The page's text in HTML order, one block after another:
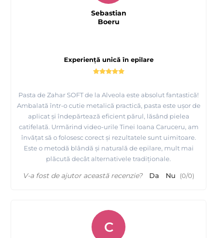
Experiență unică în epilare
Pasta de Zahar SOFT de la Alveola este absolut fantastică!
Ambalată într-o cutie metalică practică, pasta este ușor de
aplicat și îndepărtează eficient părul, lăsând pielea
catifelată. Urmărind video-urile Tinei Ioana Caruceru, am
învățat să o folosesc corect și rezultatele sunt uimitoare.
Este o metodă blândă și naturală de epilare, mult mai
plăcută decât alternativele tradiționale.
Sebastian
Boeru
V-a fost de ajutor această recenzie? Da Nu (0/0)
C